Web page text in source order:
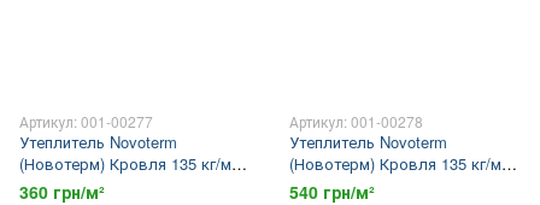
Артикул: 001-00277
Утеплитель Novoterm
(Новотерм) Кровля 135 кг/м3
100х600х1000 мм
360 грн/м²
Артикул: 001-00278
Утеплитель Novoterm
(Новотерм) Кровля 135 кг/м3
150х600х1000 мм
540 грн/м²